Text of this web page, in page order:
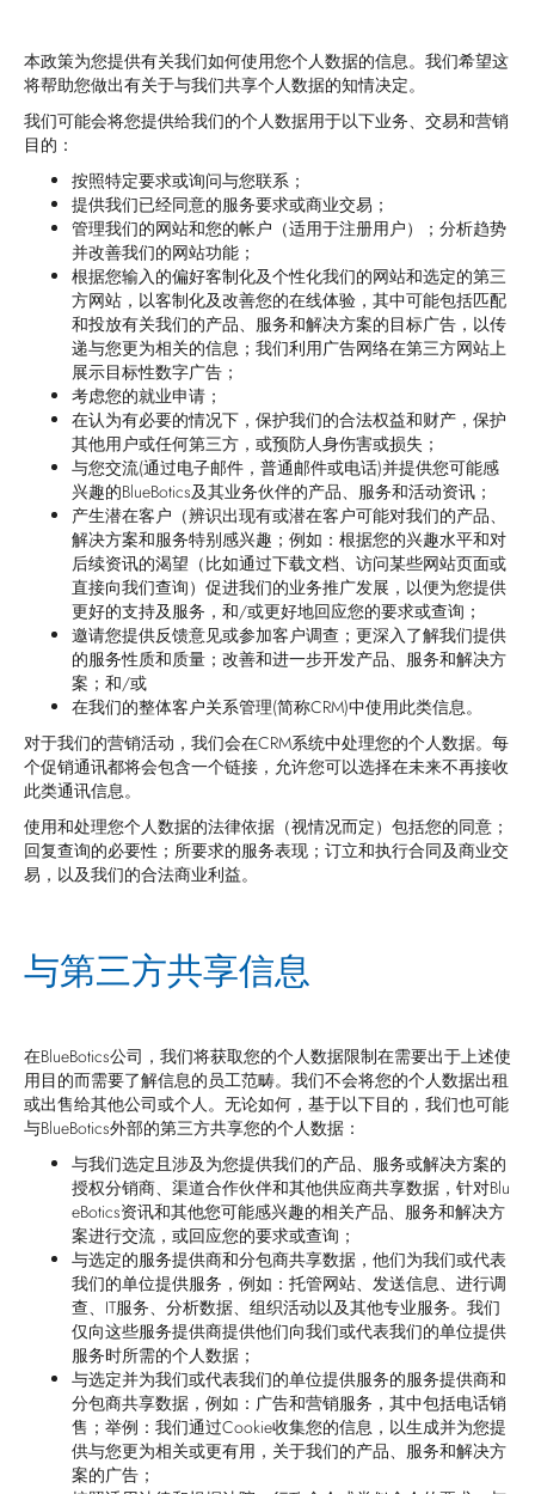
本政策为您提供有关我们如何使用您个人数据的信息。我们希望这
将帮助您做出有关于与我们共享个人数据的知情决定。
我们可能会将您提供给我们的个人数据用于以下业务、交易和营销
目的：
按照特定要求或询问与您联系；
提供我们已经同意的服务要求或商业交易；
管理我们的网站和您的帐户（适用于注册用户）；分析趋势
并改善我们的网站功能；
根据您输入的偏好客制化及个性化我们的网站和选定的第三
方网站，以客制化及改善您的在线体验，其中可能包括匹配
和投放有关我们的产品、服务和解决方案的目标广告，以传
递与您更为相关的信息；我们利用广告网络在第三方网站上
展示目标性数字广告；
考虑您的就业申请；
在认为有必要的情况下，保护我们的合法权益和财产，保护
其他用户或任何第三方，或预防人身伤害或损失；
与您交流(通过电子邮件，普通邮件或电话)并提供您可能感
兴趣的BlueBotics及其业务伙伴的产品、服务和活动资讯；
产生潜在客户（辨识出现有或潜在客户可能对我们的产品、
解决方案和服务特别感兴趣；例如：根据您的兴趣水平和对
后续资讯的渴望（比如通过下载文档、访问某些网站页面或
直接向我们查询）促进我们的业务推广发展，以便为您提供
更好的支持及服务，和/或更好地回应您的要求或查询；
邀请您提供反馈意见或参加客户调查；更深入了解我们提供
的服务性质和质量；改善和进一步开发产品、服务和解决方
案；和/或
在我们的整体客户关系管理(简称CRM)中使用此类信息。
对于我们的营销活动，我们会在CRM系统中处理您的个人数据。每
个促销通讯都将会包含一个链接，允许您可以选择在未来不再接收
此类通讯信息。
使用和处理您个人数据的法律依据（视情况而定）包括您的同意；
回复查询的必要性；所要求的服务表现；订立和执行合同及商业交
易，以及我们的合法商业利益。
与第三方共享信息
在BlueBotics公司，我们将获取您的个人数据限制在需要出于上述使
用目的而需要了解信息的员工范畴。我们不会将您的个人数据出租
或出售给其他公司或个人。无论如何，基于以下目的，我们也可能
与BlueBotics外部的第三方共享您的个人数据：
与我们选定且涉及为您提供我们的产品、服务或解决方案的
授权分销商、渠道合作伙伴和其他供应商共享数据，针对Blu
eBotics资讯和其他您可能感兴趣的相关产品、服务和解决方
案进行交流，或回应您的要求或查询；
与选定的服务提供商和分包商共享数据，他们为我们或代表
我们的单位提供服务，例如：托管网站、发送信息、进行调
查、IT服务、分析数据、组织活动以及其他专业服务。我们
仅向这些服务提供商提供他们向我们或代表我们的单位提供
服务时所需的个人数据；
与选定并为我们或代表我们的单位提供服务的服务提供商和
分包商共享数据，例如：广告和营销服务，其中包括电话销
售；举例：我们通过Cookie收集您的信息，以生成并为您提
供与您更为相关或更有用，关于我们的产品、服务和解决方
案的广告；